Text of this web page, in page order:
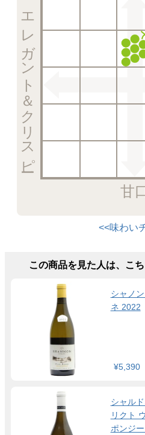
甘
エレガント＆クリスピー
<<味わい
この商品を見た人は、こ
シャノ
ネ 2022
¥5,390
シャル
リクト
ポンジ